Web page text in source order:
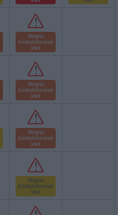
Magas
középhőmérsé
klet
Magas
középhőmérsé
klet
Magas
középhőmérsé
klet
Magas
középhőmérsé
klet